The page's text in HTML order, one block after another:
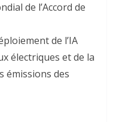
de l’Accord de
de l’IA
électriques et de la
émissions des